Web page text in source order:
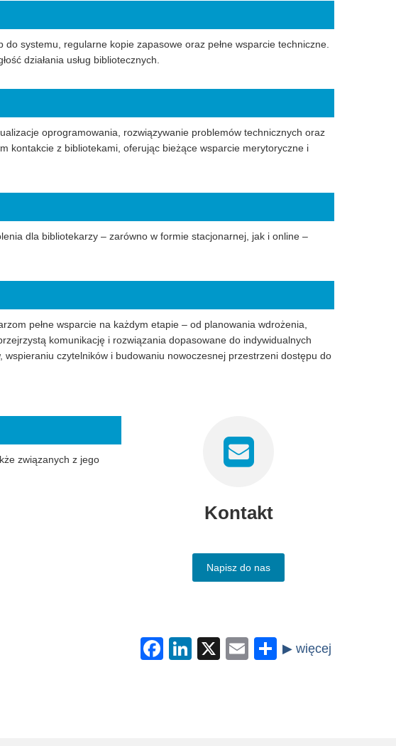
systemu, regularne kopie zapasowe oraz pełne wsparcie techniczne.
działania usług bibliotecznych.
oprogramowania, rozwiązywanie problemów technicznych oraz
kontakcie z bibliotekami, oferując bieżące wsparcie merytoryczne i
dla bibliotekarzy – zarówno w formie stacjonarnej, jak i online –
pełne wsparcie na każdym etapie – od planowania wdrożenia,
komunikację i rozwiązania dopasowane do indywidualnych
czytelników i budowaniu nowoczesnej przestrzeni dostępu do
związanych z jego
Kontakt
Napisz do nas
Facebook
LinkedIn
X EmailShare